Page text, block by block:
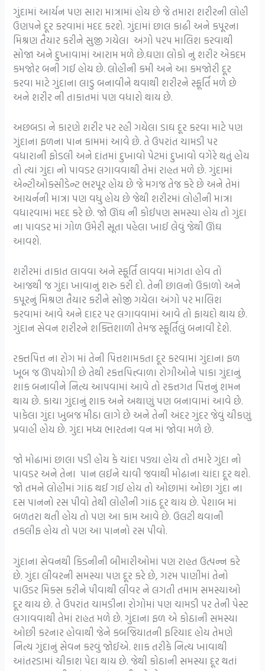
ગુંદામાં આર્યન પણ સારા માત્રામાં હોય છે જે તમારા શરીરની લોહી
ઉણપને દૂર કરવામાં મદદ કરશે. ગુંદામાં છાલ કાઢી અને કપૂરના
મિશ્રણ તૈયાર કરીને સુજી ગયેલા અંગો પરપ માલિશ કરવાથી
સોજા અને દુખાવામાં આરામ મળે છે.ઘણા લોકો નુ શરીર એકદમ
કમજોર બની ગઈ હોય છે. લોહીની કમી અને આ કમજોરી દૂર
કરવા માટે ગુંદાના લાડુ બનાવીને થવાથી શરીરને સ્ફૂર્તિ મળે છે
અને શરીર ની તાકાતમાં પણ વધારો થાય છે.
અછબડા ને કારણે શરીર પર રહી ગયેલા ડાઘ દૂર કરવા માટે પણ
ગુંદાના ફળના પાન કામમાં આવે છે. તે ઉપરાંત ચામડી પર
વધારાની ફોડલી અને દાંતમાં દુખાવો પેટમાં દુખાવો વગેરે થતું હોય
તો ત્યાં ગુંદા નો પાવડર લગાવવાથી તેમાં રાહત મળે છે. ગુંદામાં
એન્ટીઓક્સીડેન્ટ ભરપૂર હોય છે જે મગજ તેજ કરે છે અને તેમાં
આયર્નની માત્રા પણ વધુ હોય છે જેથી શરીરમાં લોહીની માત્રા
વધારવામાં મદદ કરે છે. જો ઊંઘ ની કોઈપણ સમસ્યા હોય તો ગુંદા
ના પાવડર માં ગોળ ઉમેરી સૂતા પહેલા ખાઈ લેવું જેથી ઊંઘ
આવશે.
શરીરમાં તાકાત લાવવા અને સ્ફૂર્તિ લાવવા માંગતા હોવ તો
આજથી જ ગુંદા ખાવાનું શરુ કરી દો. તેની છાલનો ઉકાળો અને
કપૂરનું મિશ્રણ તૈયાર કરીને સોજી ગયેલા અંગો પર માલિશ
કરવામાં આવે અને દાદર પર લગાવવામાં આવે તો ફાયદો થાય છે.
ગુંદાન સેવન શરીરને શક્તિશાળી તેમજ સ્ફૂર્તિલું બનાવી દેશે.
રક્તપિત્ત ના રોગ માં તેની પિત્તશામકતા દૂર કરવામાં ગુંદાના ફળ
ખૂબ જ ઊપયોગી છે તેથી રકત્તપિત્ત્વાળા રોગીઓને પાકા ગુંદાનું
શાક બનાવીને નિત્ય આપવામાં આવે તો રકત્તગત પિત્તનું શમન
થાય છે. કાચા ગુંદાનું શાક અને અથાણું પણ બનાવામાં આવે છે.
પાકેલા ગુંદા ખુબજ મીઠા લાગે છે અને તેની અંદર ગુંદર જેવું ચીકણું
પ્રવાહી હોય છે. ગુંદા મધ્ય ભારતના વન માં જોવા મળે છે.
જો મોઢામાં છાલા પડી હોય કે ચાંદા પડ્યા હોય તો તમારે ગુંદા નો
પાવડર અને તેના પાન લઈને ચાવી જવાથી મોઢાના ચાંદા દૂર થશે.
જો તમને લોહીમાં ગાંઠ થઈ ગઈ હોય તો ઓછામાં ઓછા ગુંદા ના
દસ પાનનો રસ પીવો તેથી લોહીની ગાંઠ દૂર થાય છે. પેશાબ માં
બળતરા થતી હોય તો પણ આ કામ આવે છે. ઉલટી થવાની
તકલીફ હોય તો પણ આ પાનનો રસ પીવો.
ગુંદાના સેવનથી કિડનીની બીમારીઓમાં પણ રાહત ઉત્પન્ન કરે
છે. ગુંદા લીવરની સમસ્યા પણ દૂર કરે છે, ગરમ પાણીમાં તેનો
પાઉડર મિક્સ કરીને પીવાથી લીવર ને લગતી તમામ સમસ્યાઓ
દૂર થાય છે. તે ઉપરાંત ચામડીના રોગોમાં પણ ચામડી પર તેની પેસ્ટ
લગાવવાથી તેમાં રાહત મળે છે. ગુંદાના ફળ એ કોઠાની સમસ્યા
ઓછી કરનાર હોવાથી જેને કબજિયાતની ફરિયાદ હોય તેમણે
નિત્ય ગુંદાનું સેવન કરવું જોઈએ. શાક તરીકે નિત્ય ખાવાથી
આંતરડામાં ચીકાશ પેદા થાય છે. જેથી કોઠાની સમસ્યા દૂર થતાં